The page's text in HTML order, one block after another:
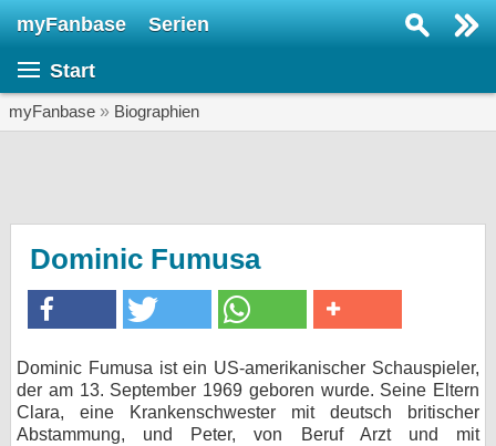
myFanbase Serien
Start
myFanbase » Biographien
Dominic Fumusa
Dominic Fumusa ist ein US-amerikanischer Schauspieler,
der am 13. September 1969 geboren wurde. Seine Eltern
Clara, eine Krankenschwester mit deutsch britischer
Abstammung, und Peter, von Beruf Arzt und mit
Veranstaltungen
KULTUR
Specials
SERVICE
Gewinnspiele